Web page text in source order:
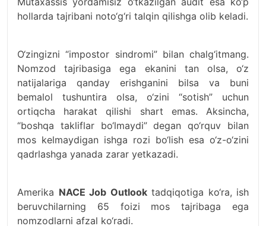
hollarda tajribani noto‘g‘ri talqin qilishga olib keladi.
O‘zingizni “impostor sindromi” bilan chalg‘itmang.
Nomzod tajribasiga ega ekanini tan olsa, o‘z
natijalariga qanday erishganini bilsa va buni
bemalol tushuntira olsa, o‘zini “sotish” uchun
ortiqcha harakat qilishi shart emas. Aksincha,
“boshqa takliflar bo‘lmaydi” degan qo‘rquv bilan
mos kelmaydigan ishga rozi bo‘lish esa o‘z-o‘zini
qadrlashga yanada zarar yetkazadi.
Amerika NACE Job Outlooktadqiqotiga ko‘ra, ish
beruvchilarning 65 foizi mos tajribaga ega
nomzodlarni afzal ko‘radi.